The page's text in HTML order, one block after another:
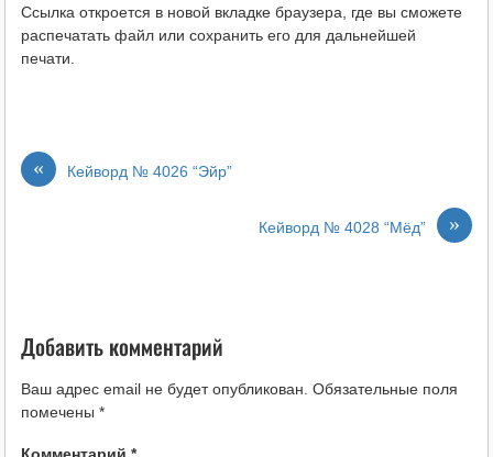
Ссылка откроется в новой вкладке браузера, где вы сможете
распечатать файл или сохранить его для дальнейшей
печати.
« Кейворд № 4026 “Эйр”
»
Кейворд № 4028 “Мёд”
Добавить комментарий
Ваш адрес email не будет опубликован. Обязательные поля
помечены *